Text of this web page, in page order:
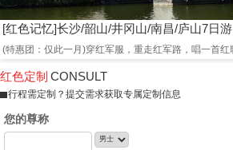
[红色记忆]长沙/韶山/井冈山/南昌/庐山7日游
红色定制 CONSULT
行程需定制？提交需求获取专属定制信息
您的尊称